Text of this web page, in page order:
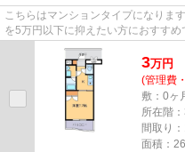
こちらはマンションタイプになりま
を5万円以下に抑えたい方におすす
ンション。実際に物件をご覧に...
3万円
(管理費
敷：0ヶ
所在階
間取り
面積：